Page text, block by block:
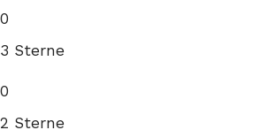
0
3 Sterne
0
2 Sterne